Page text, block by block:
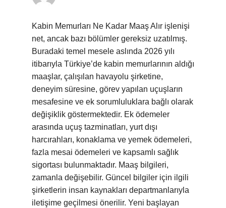
Kabin Memurları Ne Kadar Maaş Alır işlenişi
net, ancak bazı bölümler gereksiz uzatılmış.
Buradaki temel mesele aslında 2026 yılı
itibarıyla Türkiye’de kabin memurlarının aldığı
maaşlar, çalışılan havayolu şirketine,
deneyim süresine, görev yapılan uçuşların
mesafesine ve ek sorumluluklara bağlı olarak
değişiklik göstermektedir. Ek ödemeler
arasında uçuş tazminatları, yurt dışı
harcırahları, konaklama ve yemek ödemeleri,
fazla mesai ödemeleri ve kapsamlı sağlık
sigortası bulunmaktadır. Maaş bilgileri,
zamanla değişebilir. Güncel bilgiler için ilgili
şirketlerin insan kaynakları departmanlarıyla
iletişime geçilmesi önerilir. Yeni başlayan